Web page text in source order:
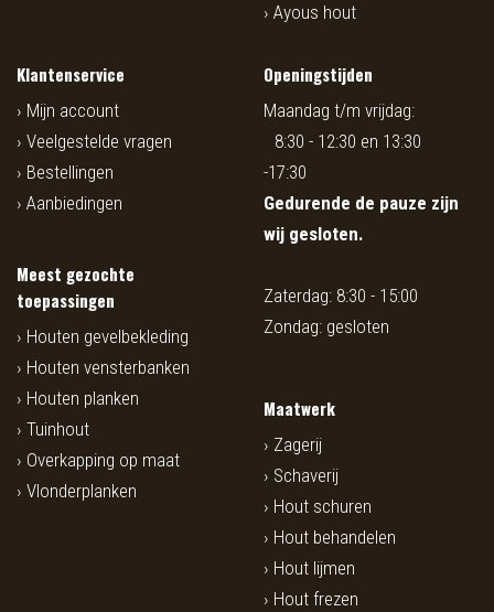
Ayous hout
Klantenservice
Mijn account
Veelgestelde vragen
Bestellingen
Aanbiedingen
Meest gezochte
toepassingen
Houten gevelbekleding
Houten vensterbanken
Houten planken
Tuinhout
Overkapping op maat
Vlonderplanken
Openingstijden
Maandag t/m vrijdag:
8:30 - 12:30 en 13:30
-17:30
Gedurende de pauze zijn
wij gesloten.
Zaterdag: 8:30 - 15:00
Zondag: gesloten
Maatwerk
Zagerij
Schaverij
Hout schuren
Hout behandelen
Hout lijmen
Hout frezen